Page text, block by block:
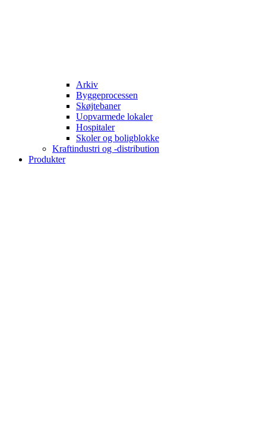
Arkiv
Byggeprocessen
Skøjtebaner
Uopvarmede lokaler
Hospitaler
Skoler og boligblokke
Kraftindustri og -distribution
Produkter